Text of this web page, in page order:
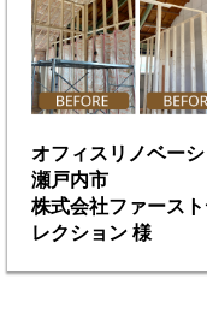
オフィスリノベー
瀬戸内市
株式会社ファースト
レクション 様
瀬戸内市
株式会社ファース
レクション 様